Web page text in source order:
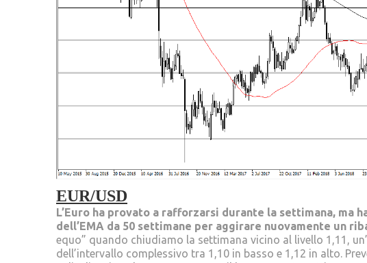
EUR/USD
L’Euro ha provato a rafforzarsi durante la settimana, ma
dell’EMA da 50 settimane per aggirare nuovamente un
equo” quando chiudiamo la settimana vicino al livello 1,11,
dell’intervallo complessivo tra 1,10 in basso e 1,12 in alto.